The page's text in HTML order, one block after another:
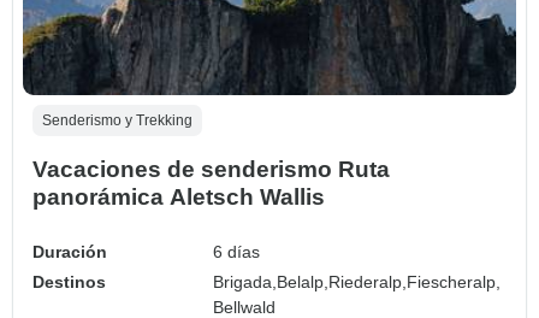
Senderismo y Trekking
Vacaciones de senderismo Ruta
panorámica Aletsch Wallis
Duración
6 días
Destinos
Brigada, Belalp, Riederalp, Fiescheralp,
Bellwald